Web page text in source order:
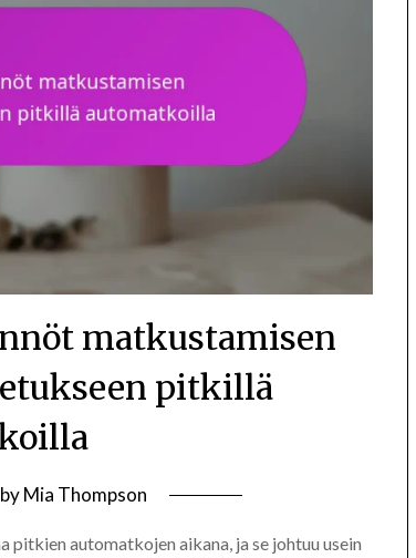
matkustamisen
pitkillä
byMia Thompson
pitkien automatkojen aikana, ja se johtuu usein